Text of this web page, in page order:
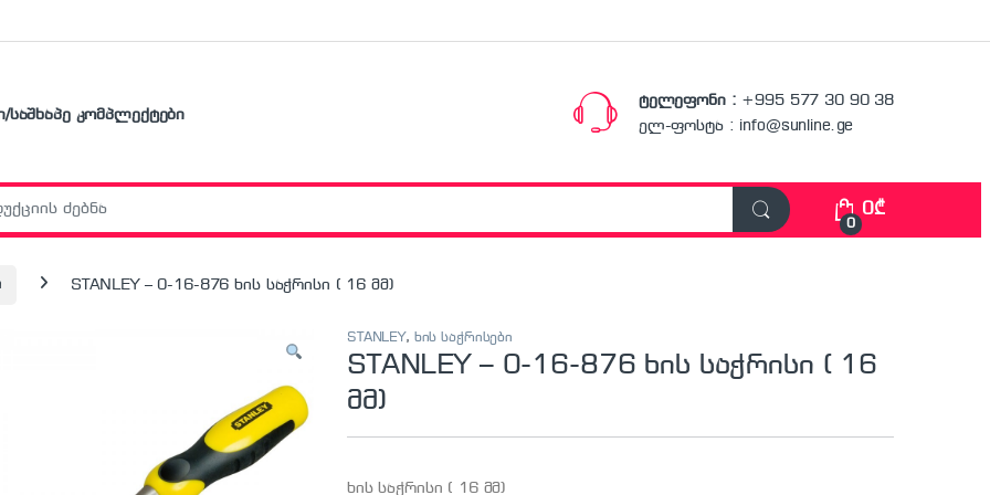
საშხაპე კომპლექტები
ტელეფონი : +995 577 30 90 38
ელ-ფოსტა : info@sunline.ge
0
0₾
STANLEY – 0-16-876 ხის საჭრისი ( 16 მმ)
STANLEY, ხის საჭრისები
STANLEY – 0-16-876 ხის საჭრისი ( 16
მმ)
ხის საჭრისი ( 16 მმ)